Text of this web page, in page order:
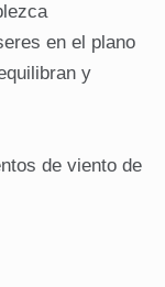
en el plano
y
de viento de